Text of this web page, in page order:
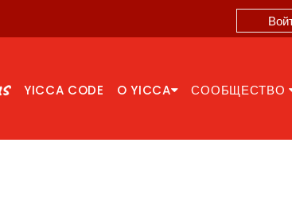
YICCA CODE O YICCA СООБЩЕСТВО